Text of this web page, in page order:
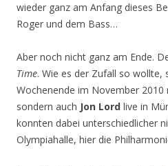
wieder ganz am Anfang dieses
Roger und dem Bass…
Aber noch nicht ganz am Ende.
Time. Wie es der Zufall so wollte,
Wochenende im November 2010
sondern auch Jon Lord live in
konnten dabei unterschiedlicher
Olympiahalle, hier die